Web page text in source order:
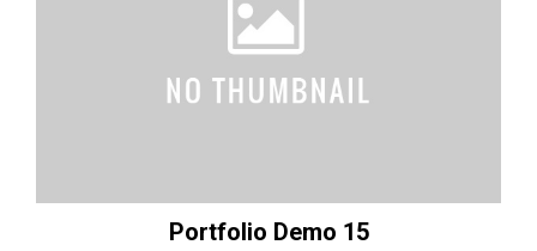
Portfolio Demo 15